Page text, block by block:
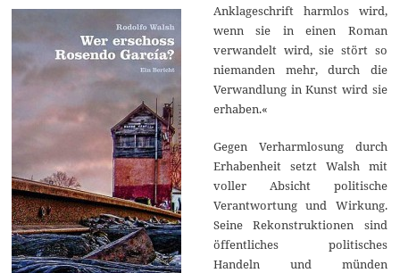
Anklageschrift harmlos wird,
wenn sie in einen Roman
verwandelt wird, sie stört so
niemanden mehr, durch die
Verwandlung in Kunst wird sie
erhaben.«
Gegen Verharmlosung durch
Erhabenheit setzt Walsh mit
voller Absicht politische
Verantwortung und Wirkung.
Seine Rekonstruktionen sind
öffentliches politisches
Handeln und münden